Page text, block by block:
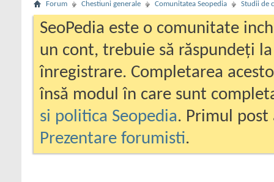
Forum Chestiuni generale Comunitatea Seopedia Studii de
SeoPedia este o comunitate
un cont, trebuie să răspundeți
înregistrare. Completarea
însă modul în care sunt
si politica Seopedia. Primul
Prezentare forumisti.